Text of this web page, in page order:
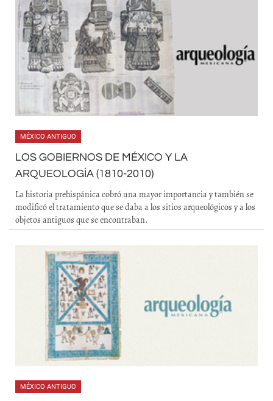
MÉXICO ANTIGUO
LOS GOBIERNOS DE MÉXICO Y LA
ARQUEOLOGÍA (1810-2010)
La historia prehispánica cobró una mayor importancia y también se
modificó el tratamiento que se daba a los sitios arqueológicos y a los
objetos antiguos que se encontraban.
MÉXICO ANTIGUO